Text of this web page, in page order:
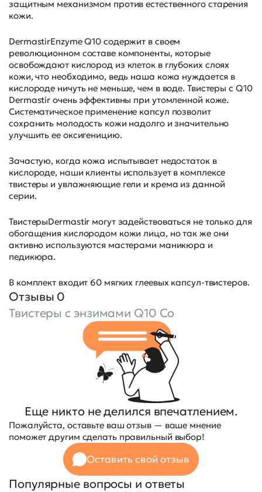
защитным механизмом против естественного старения
кожи.
DermastirEnzyme Q10 содержит в своем
революционном составе компоненты, которые
освобождают кислород из клеток в глубоких слоях
кожи, что необходимо, ведь наша кожа нуждается в
кислороде ничуть не меньше, чем в воде. Твистеры с Q10
Dermastir очень эффективны при утомленной коже.
Систематическое применение капсул позволит
сохранить молодость кожи надолго и значительно
улучшить ее оксигеницию.
Зачастую, когда кожа испытывает недостаток в
кислороде, наши клиенты использует в комплексе
твистеры и увлажняющие гели и крема из данной
серии.
ТвистерыDermastir могут задействоваться не только для
обогащения кислородом кожи лица, но так же они
активно используются мастерами маникюра и
педикюра.
В комплект входит 60 мягких глеевых капсул-твистеров.
Отзывы 0
Твистеры с энзимами Q10 Co
Еще никто не делился впечатлением.
Пожалуйста, оставьте ваш отзыв — ваше мнение
поможет другим сделать правильный выбор!
Оставить свой отзыв
Популярные вопросы и ответы